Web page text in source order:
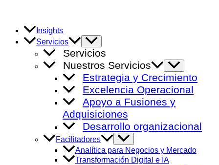
contenido
Insights
Servicios
Alternar
menú
Servicios
Nuestros Servicios
Alternar
menú
Estrategia y Crecimiento
Excelencia Operacional
Apoyo a Fusiones y
Adquisiciones
Desarrollo organizacional
Facilitadores
Alternar
menú
Analítica para Negocios y Mercado
Transformación Digital e IA